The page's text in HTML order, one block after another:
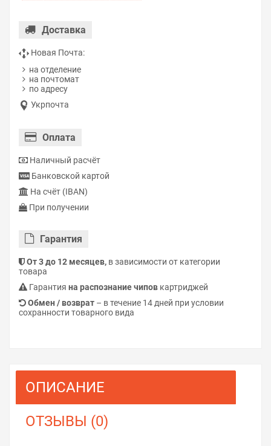
Доставка
Новая Почта:
на отделение
на почтомат
по адресу
Укрпочта
Оплата
Наличный расчёт
Банковской картой
На счёт (IBAN)
При получении
Гарантия
От 3 до 12 месяцев, в зависимости от категории
товара
Гарантия на распознание чипов картриджей
Обмен / возврат – в течение 14 дней при условии
сохранности товарного вида
ОПИСАНИЕ
ОТЗЫВЫ (0)